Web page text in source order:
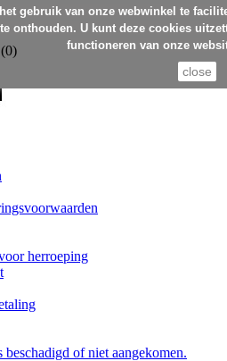
(0)
herroeping
of niet aangekomen.
gebruik van onze webwinkel te
onthouden. U kunt deze cookies
functioneren van onze
close